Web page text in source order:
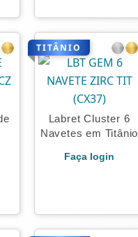
TITÂNIO
Labret Cluster 6
Navetes em Titânio
Faça login